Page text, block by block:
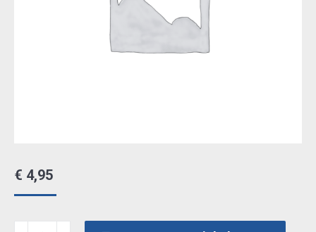
€ 4,95